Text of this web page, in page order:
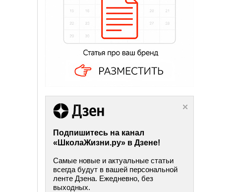
Подпишитесь на канал
«ШколаЖизни.ру» в Дзене!
Самые новые и актуальные статьи
всегда будут в вашей персональной
ленте Дзена. Ежедневно, без
выходных.